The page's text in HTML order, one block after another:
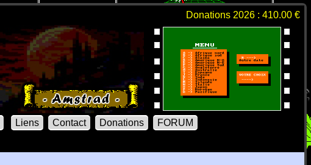
Donations 2026 : 410.00 €
Liens Contact Donations
FORUM